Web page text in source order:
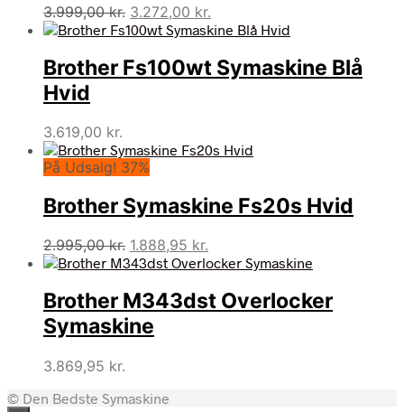
3.999,00kr. Den
oprindelige
var:
3.999,00 kr..
3.272,00 kr.
aktuelle
er:
3.272,00 kr..
Brother Fs100wt Symaskine Blå
Hvid
3.619,00 kr.
På Udsalg! 37%
Brother Symaskine Fs20s Hvid
2.995,00kr. Den
oprindelige
var:
2.995,00 kr..
1.888,95 kr.
aktuelle
er:
1.888,95 kr..
Brother M343dst Overlocker
Symaskine
3.869,95 kr.
© Den Bedste Symaskine